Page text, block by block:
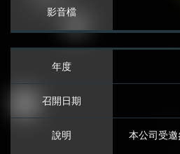
財務報表
澄清媒體報
法人說明會
本公司受